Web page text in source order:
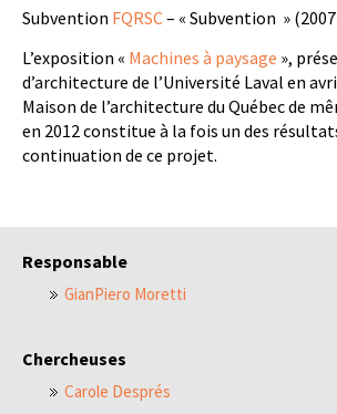
Subvention FQRSC– « Subvention »
L’exposition « Machines à paysage »,
d’architecture de l’Université Laval en
Maison de l’architecture du Québec de
en 2012 constitue à la fois un des
continuation de ce projet.
Responsable
GianPiero Moretti
Chercheuses
Carole Després